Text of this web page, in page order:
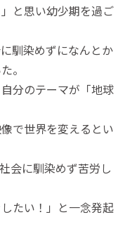
と思い幼少期を過ご
馴染めずになんとか
。
分のテーマが「地球
で世界を変えるとい
会に馴染めず苦労し
たい！」と一念発起